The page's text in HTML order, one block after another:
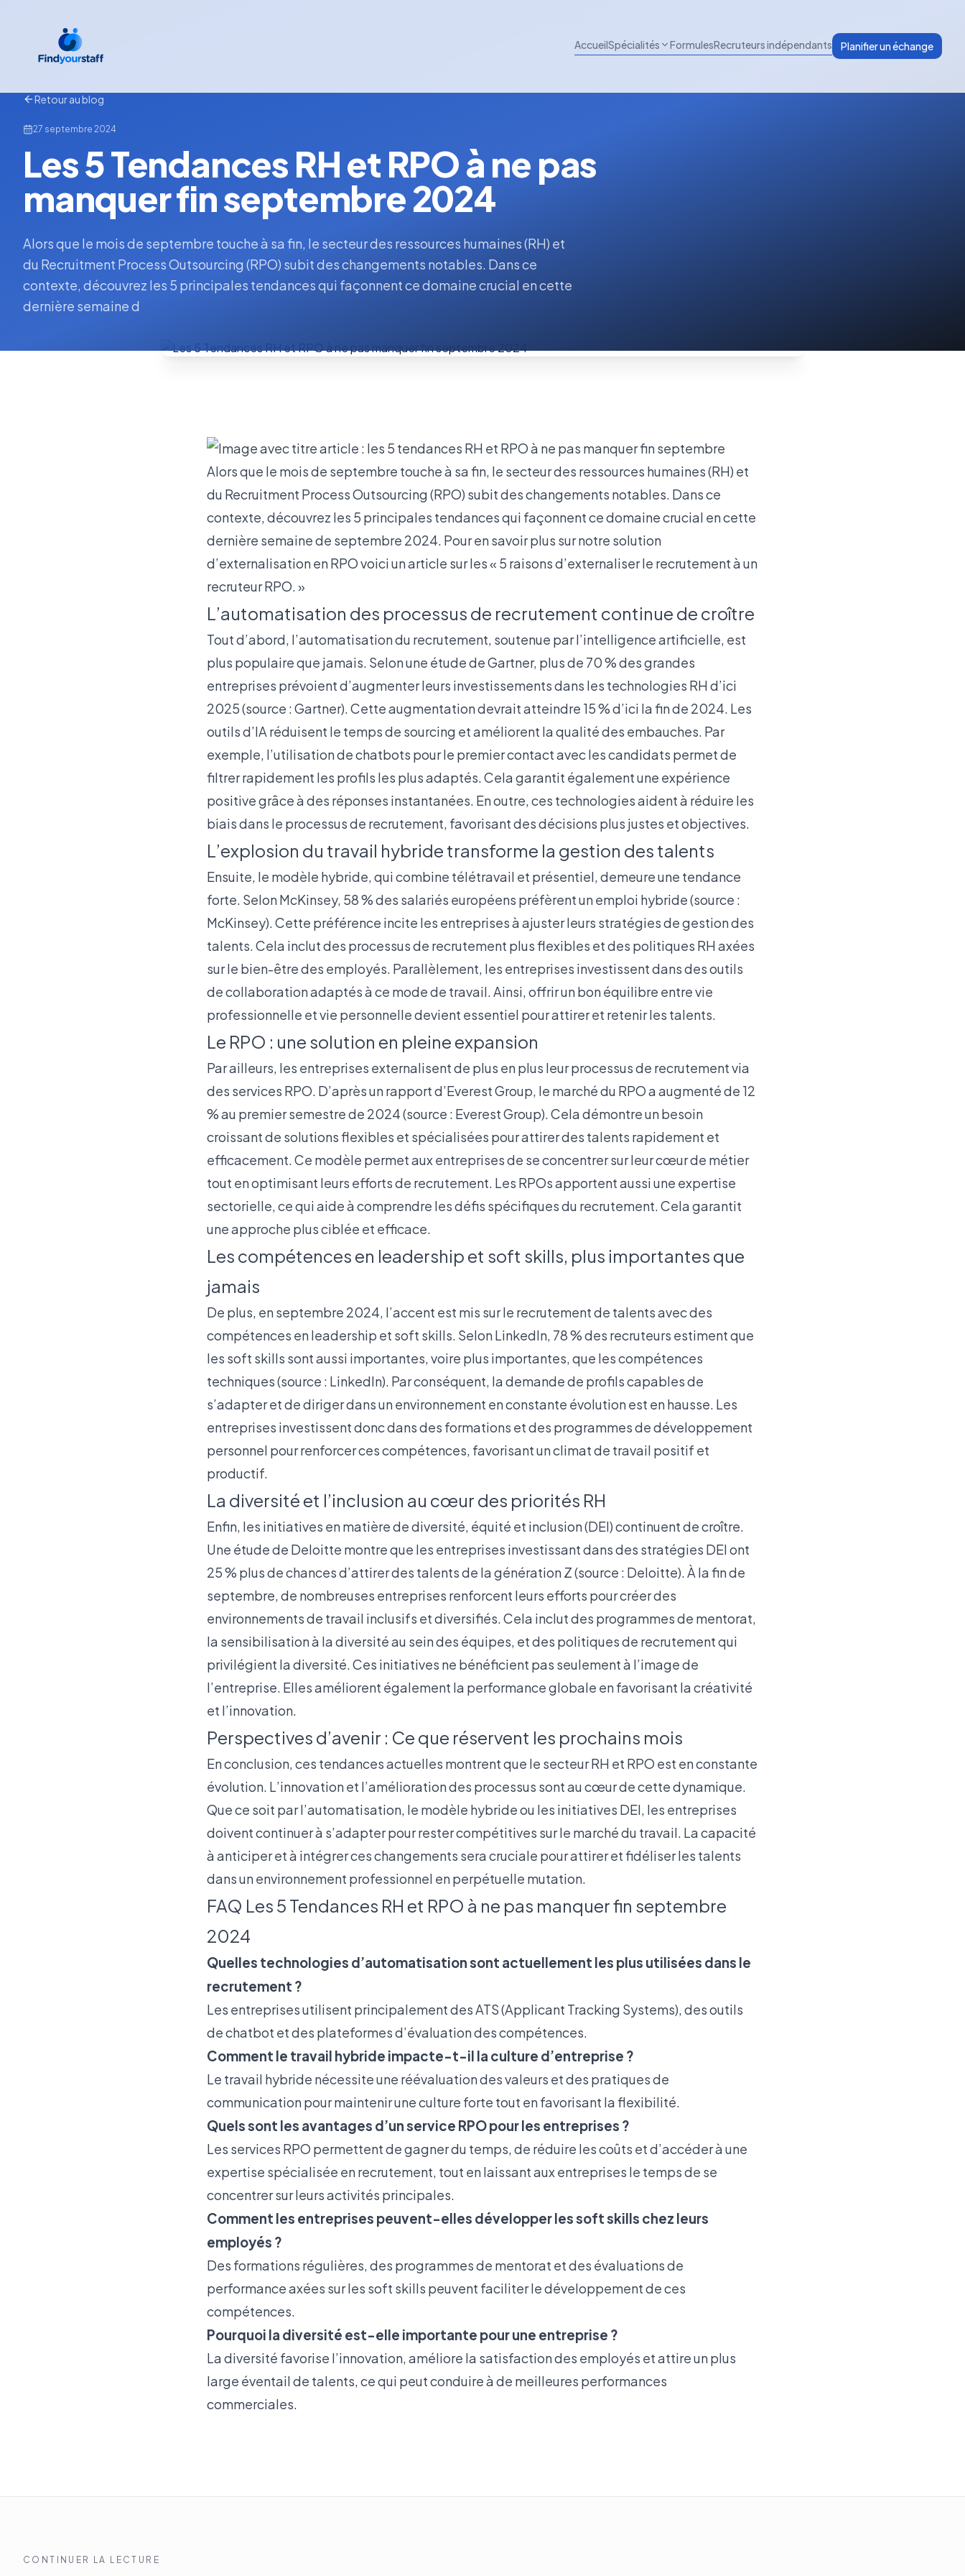
AccueilSpécialités FormulesRecruteurs indépendants Planifier un échange
Retour au blog
27 septembre 2024
Les 5 Tendances RH et RPO à ne pas
manquer fin septembre 2024
Alors que le mois de septembre touche à sa fin, le secteur des ressources humaines (RH) et
du Recruitment Process Outsourcing (RPO) subit des changements notables. Dans ce
contexte, découvrez les 5 principales tendances qui façonnent ce domaine crucial en cette
dernière semaine d
Alors que le mois de septembre touche à sa fin, le secteur des ressources humaines (RH) et
du Recruitment Process Outsourcing (RPO) subit des changements notables. Dans ce
contexte, découvrez les 5 principales tendances qui façonnent ce domaine crucial en cette
dernière semaine de septembre 2024. Pour en savoir plus sur notre solution
d’externalisation en RPO voici un article sur les« 5 raisons d’externaliser le recrutement à un
recruteur RPO. »
L’automatisation des processus de recrutement continue de croître
Tout d’abord, l’automatisation du recrutement, soutenue par l’intelligence artificielle, est
plus populaire que jamais. Selon une étude de Gartner, plus de 70 % des grandes
entreprises prévoient d’augmenter leurs investissements dans les technologies RH d’ici
2025 (source :Gartner). Cette augmentation devrait atteindre 15 % d’ici la fin de 2024. Les
outils d’IA réduisent le temps de sourcing et améliorent la qualité des embauches. Par
exemple, l’utilisation de chatbots pour le premier contact avec les candidats permet de
filtrer rapidement les profils les plus adaptés. Cela garantit également une expérience
positive grâce à des réponses instantanées. En outre, ces technologies aident à réduire les
biais dans le processus de recrutement, favorisant des décisions plus justes et objectives.
L’explosion du travail hybride transforme la gestion des talents
Ensuite, le modèle hybride, qui combine télétravail et présentiel, demeure une tendance
forte. Selon McKinsey, 58 % des salariés européens préfèrent un emploi hybride (source :
McKinsey). Cette préférence incite les entreprises à ajuster leurs stratégies de gestion des
talents. Cela inclut des processus de recrutement plus flexibles et des politiques RH axées
sur le bien-être des employés. Parallèlement, les entreprises investissent dans des outils
de collaboration adaptés à ce mode de travail. Ainsi, offrir un bon équilibre entre vie
professionnelle et vie personnelle devient essentiel pour attirer et retenir les talents.
Le RPO : une solution en pleine expansion
Par ailleurs, les entreprises externalisent de plus en plus leur processus de recrutement via
des services RPO. D’après un rapport d’Everest Group, le marché du RPO a augmenté de 12
% au premier semestre de 2024 (source : Everest Group). Cela démontre un besoin
croissant de solutions flexibles et spécialisées pour attirer des talents rapidement et
efficacement. Ce modèle permet aux entreprises de se concentrer sur leur cœur de métier
tout en optimisant leurs efforts de recrutement. Les RPOs apportent aussi une expertise
sectorielle, ce qui aide à comprendre les défis spécifiques du recrutement. Cela garantit
une approche plus ciblée et efficace.
Les compétences en leadership et soft skills, plus importantes que
jamais
De plus, en septembre 2024, l’accent est mis sur le recrutement de talents avec des
compétences en leadership et soft skills. Selon LinkedIn, 78 % des recruteurs estiment que
les soft skills sont aussi importantes, voire plus importantes, que les compétences
techniques (source : LinkedIn). Par conséquent, la demande de profils capables de
s’adapter et de diriger dans un environnement en constante évolution est en hausse. Les
entreprises investissent donc dans des formations et des programmes de développement
personnel pour renforcer ces compétences, favorisant un climat de travail positif et
productif.
La diversité et l’inclusion au cœur des priorités RH
Enfin, les initiatives en matière de diversité, équité et inclusion (DEI) continuent de croître.
Une étude de Deloitte montre que les entreprises investissant dans des stratégies DEI ont
25 % plus de chances d’attirer des talents de la génération Z (source : Deloitte). À la fin de
septembre, de nombreuses entreprises renforcent leurs efforts pour créer des
environnements de travail inclusifs et diversifiés. Cela inclut des programmes de mentorat,
la sensibilisation à la diversité au sein des équipes, et des politiques de recrutement qui
privilégient la diversité. Ces initiatives ne bénéficient pas seulement à l’image de
l’entreprise. Elles améliorent également la performance globale en favorisant la créativité
et l’innovation.
Perspectives d’avenir : Ce que réservent les prochains mois
En conclusion, ces tendances actuelles montrent que le secteur RH et RPO est en constante
évolution. L’innovation et l’amélioration des processus sont au cœur de cette dynamique.
Que ce soit par l’automatisation, le modèle hybride ou les initiatives DEI, les entreprises
doivent continuer à s’adapter pour rester compétitives sur le marché du travail. La capacité
à anticiper et à intégrer ces changements sera cruciale pour attirer et fidéliser les talents
dans un environnement professionnel en perpétuelle mutation.
FAQ Les 5 Tendances RH et RPO à ne pas manquer fin septembre
2024
Quelles technologies d’automatisation sont actuellement les plus utilisées dans le
recrutement ?
Les entreprises utilisent principalement des ATS (Applicant Tracking Systems), des outils
de chatbot et des plateformes d’évaluation des compétences.
Comment le travail hybride impacte-t-il la culture d’entreprise ?
Le travail hybride nécessite une réévaluation des valeurs et des pratiques de
communication pour maintenir une culture forte tout en favorisant la flexibilité.
Quels sont les avantages d’un service RPO pour les entreprises ?
Les services RPO permettent de gagner du temps, de réduire les coûts et d’accéder à une
expertise spécialisée en recrutement, tout en laissant aux entreprises le temps de se
concentrer sur leurs activités principales.
Comment les entreprises peuvent-elles développer les soft skills chez leurs
employés ?
Des formations régulières, des programmes de mentorat et des évaluations de
performance axées sur les soft skills peuvent faciliter le développement de ces
compétences.
Pourquoi la diversité est-elle importante pour une entreprise ?
La diversité favorise l’innovation, améliore la satisfaction des employés et attire un plus
large éventail de talents, ce qui peut conduire à de meilleures performances
commerciales.
CONTINUER LA LECTURE